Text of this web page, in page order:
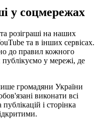
у соцмережах
розіграші на наших
та в інших сервісах.
до правил кожного
публікуємо у мережі, де
громадяни України
виконати всі
і сторінка